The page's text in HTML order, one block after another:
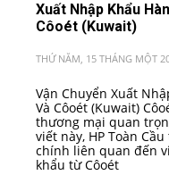
Xuất Nhập Khẩu
Côoét (Kuwait)
THỨ NĂM, 15 THÁNG MỘT
Vận Chuyển Xuất
Và Côoét (Kuwait)
thương mại quan
viết này, HP Toàn
chính liên quan đến
khẩu từ Côoét